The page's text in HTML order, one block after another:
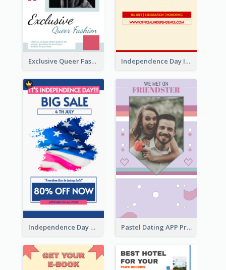
Exclusive Queer Fashion Instagram Story Independence Day Info Instagram Story
Independence Day Sale Instagram Story Pastel Dating APP Promotion Instagram Story Design